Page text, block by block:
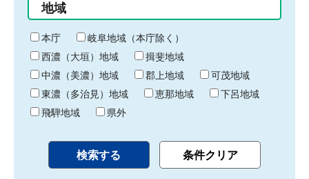
り
終
わ
り
地域
本庁
岐阜地域（本庁除く）
西濃（大垣）地域
揖斐地域
中濃（美濃）地域
郡上地域
可茂地域
東濃（多治見）地域
恵那地域
下呂地域
飛騨地域
県外